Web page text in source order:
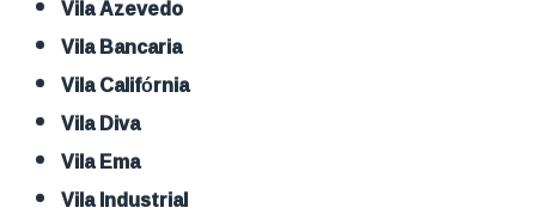
Vila Azevedo
Vila Bancaria
Vila Califórnia
Vila Diva
Vila Ema
Vila Industrial